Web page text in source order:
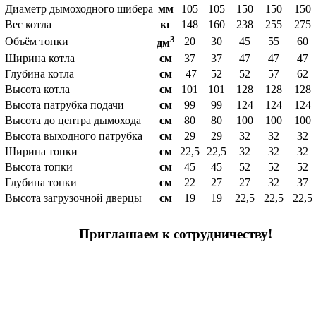
Диаметр дымоходного шибера мм 105 105 150 150
150
Вес котла
кг 148 160 238 255
275
Объём топки
дм3 20 30 45 55
60
Ширина котла
cм 37 37 47 47
47
Глубина котла
cм 47 52 52 57
62
Высота котла
cм 101 101 128 128
128
Высота патрубка подачи
cм 99 99 124 124
124
Высота до центра дымохода
cм 80 80 100 100
100
Высота выходного патрубка
cм 29 29 32 32
32
Ширина топки
cм 22,5 22,5 32 32
32
Высота топки
cм 45 45 52 52
52
Глубина топки
cм 22 27 27 32
37
Высота загрузочной дверцы
cм 19 19 22,5 22,5 22,5
Приглашаем к сотрудничеству!